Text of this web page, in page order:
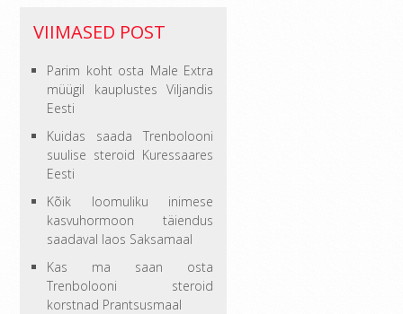
VIIMASED POST
Parim koht osta Male Extra
müügil kauplustes Viljandis
Eesti
Kuidas saada Trenbolooni
suulise steroid Kuressaares
Eesti
Kõik loomuliku inimese
kasvuhormoon täiendus
saadaval laos Saksamaal
Kas ma saan osta
Trenbolooni steroid
korstnad Prantsusmaal